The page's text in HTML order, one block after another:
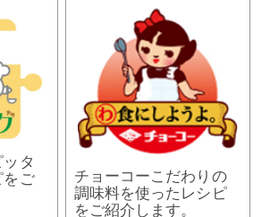
タ
をご
チョーコーこだわりの
調味料を使ったレシピ
をご紹介します。